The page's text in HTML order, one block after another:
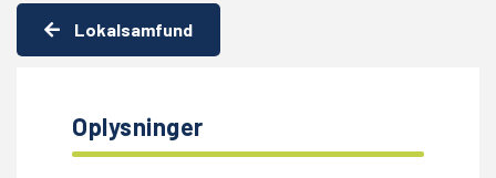
Lokalsamfund
Oplysninger